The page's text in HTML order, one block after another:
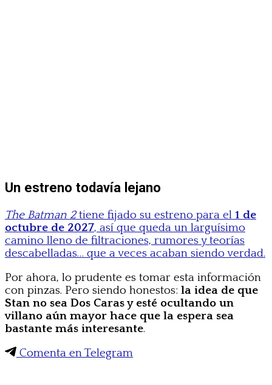
Un estreno todavía lejano
The Batman 2tiene fijado su estreno para el 1 de
octubre de 2027, así que queda un larguísimo
camino lleno de filtraciones, rumores y teorías
descabelladas… que a veces acaban siendo verdad.
Por ahora, lo prudente es tomar esta información
con pinzas. Pero siendo honestos: la idea de que
Stan no sea Dos Caras y esté ocultando un
villano aún mayor hace que la espera sea
bastante más interesante.
Comenta en Telegram